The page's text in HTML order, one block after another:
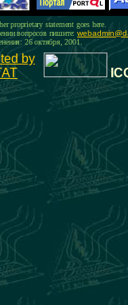
proprietary statement goes here.
вопросов пишите:
26 октября, 2001.